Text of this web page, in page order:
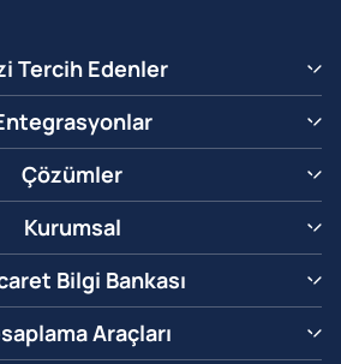
Tercih Edenler
Çözümler
Kurumsal
Bilgi Bankası
Araçları